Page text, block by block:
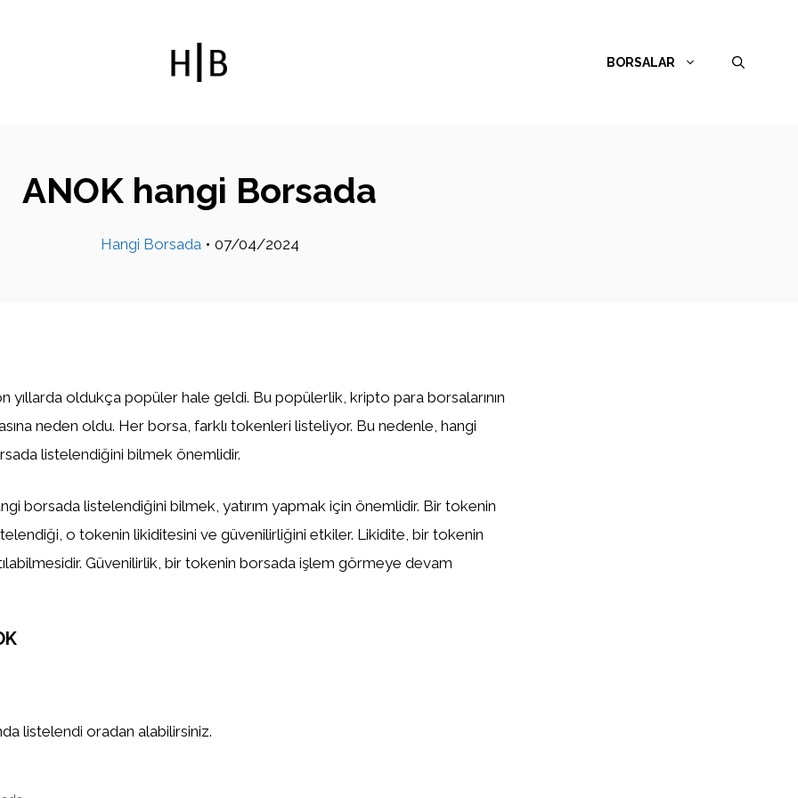
BORSALAR
ANOK hangi Borsada
Hangi Borsada • 07/04/2024
yıllarda oldukça popüler hale geldi. Bu popülerlik, kripto para borsalarının
neden oldu. Her borsa, farklı tokenleri listeliyor. Bu nedenle, hangi
listelendiğini bilmek önemlidir.
borsada listelendiğini bilmek, yatırım yapmak için önemlidir. Bir tokenin
o tokenin likiditesini ve güvenilirliğini etkiler. Likidite, bir tokenin
Güvenilirlik, bir tokenin borsada işlem görmeye devam
listelendi oradan alabilirsiniz.